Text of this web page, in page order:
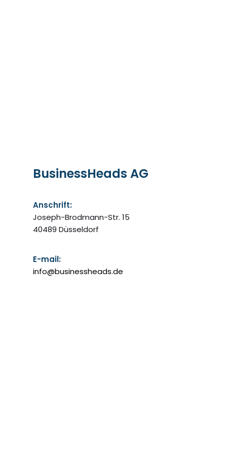
BusinessHeads AG
Anschrift:
Joseph-Brodmann-Str. 15
40489 Düsseldorf
E-mail:
info@businessheads.de